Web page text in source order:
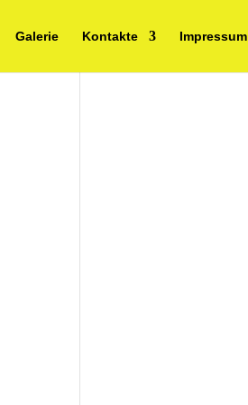
Galerie Kontakte Impressum